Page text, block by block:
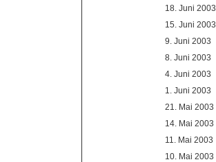
18. Juni 2003
15. Juni 2003
9. Juni 2003
8. Juni 2003
4. Juni 2003
1. Juni 2003
21. Mai 2003
14. Mai 2003
11. Mai 2003
10. Mai 2003